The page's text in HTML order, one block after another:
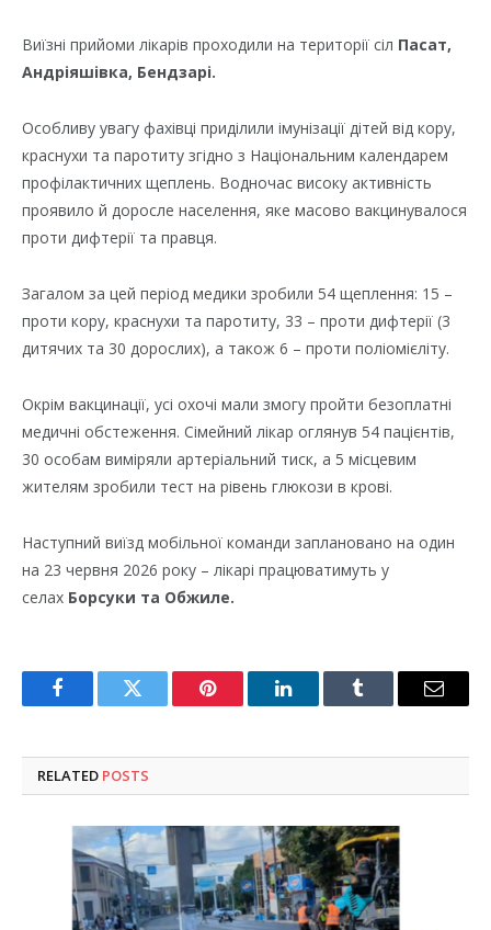
Виїзні прийоми лікарів проходили на території сіл Пасат,
Андріяшівка, Бендзарі.
Особливу увагу фахівці приділили імунізації дітей від кору,
краснухи та паротиту згідно з Національним календарем
профілактичних щеплень. Водночас високу активність
проявило й доросле населення, яке масово вакцинувалося
проти дифтерії та правця.
Загалом за цей період медики зробили 54 щеплення: 15 –
проти кору, краснухи та паротиту, 33 – проти дифтерії (3
дитячих та 30 дорослих), а також 6 – проти поліомієліту.
Окрім вакцинації, усі охочі мали змогу пройти безоплатні
медичні обстеження. Сімейний лікар оглянув 54 пацієнтів,
30 особам виміряли артеріальний тиск, а 5 місцевим
жителям зробили тест на рівень глюкози в крові.
Наступний виїзд мобільної команди заплановано на один
на 23 червня 2026 року – лікарі працюватимуть у
селах Борсуки та Обжиле.
FacebookTwitter Pinterest LinkedInTumblr Email
RELATED POSTS